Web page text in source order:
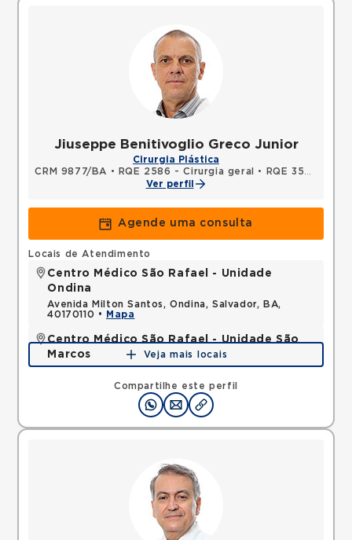
Jiuseppe Benitivoglio Greco Junior
Cirurgia Plástica
CRM 9877/BA • RQE 2586 - Cirurgia geral •
RQE 3591 - Cirurgia plástica
Ver perfil
Agende uma consulta
Compartilhe este perfil
Locais de Atendimento
Centro Médico São Rafael - Unidade
Ondina
Avenida Milton Santos, Ondina, Salvador, BA,
40170110 •
Mapa
Centro Médico São Rafael - Unidade São
Marcos
Rua Sao Rafael, Sao Marcos, Salvador, BA,
Mapa
Veja mais locais